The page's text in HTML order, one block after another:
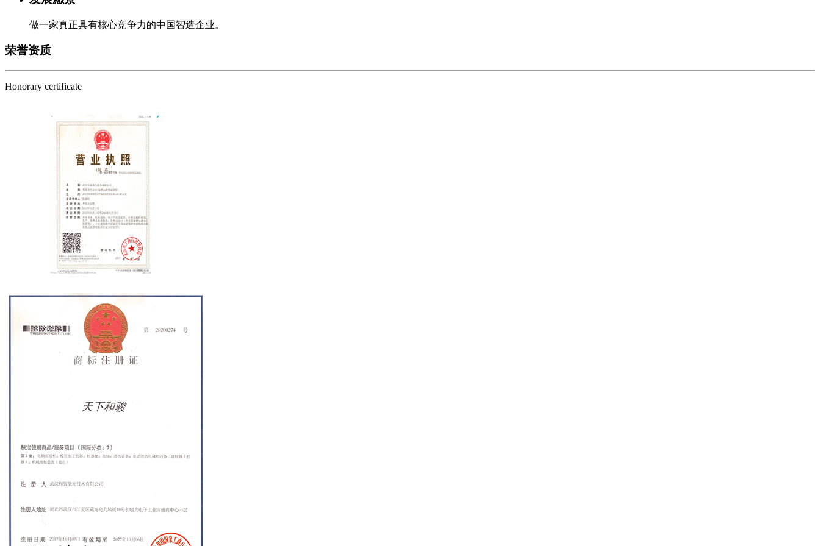
做一家真正具有核心竞争力的中国智造企业。
荣誉资质
Honorary certificate